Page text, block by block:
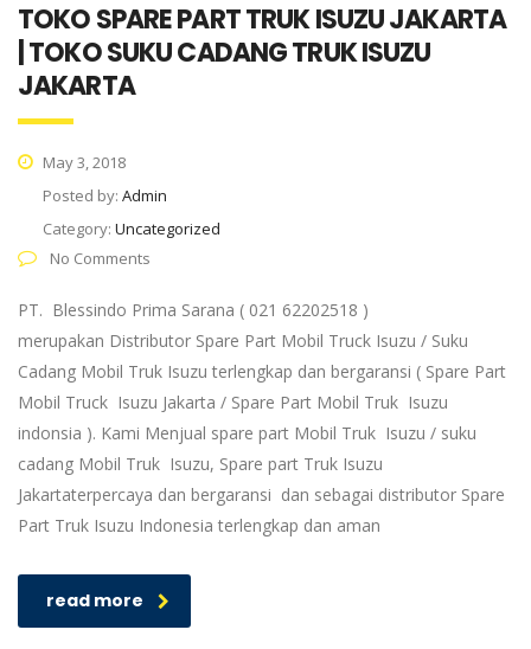
TOKO SPARE PART TRUK ISUZU JAKARTA
| TOKO SUKU CADANG TRUK ISUZU
JAKARTA
May 3, 2018
Posted by: Admin
Category: Uncategorized
No Comments
PT. Blessindo Prima Sarana ( 021 62202518 )
merupakan Distributor Spare Part Mobil Truck Isuzu / Suku
Cadang Mobil Truk Isuzu terlengkap dan bergaransi ( Spare Part
Mobil Truck Isuzu Jakarta / Spare Part Mobil Truk Isuzu
indonsia ). Kami Menjual spare part Mobil Truk Isuzu / suku
cadang Mobil Truk Isuzu, Spare part Truk Isuzu
Jakartaterpercaya dan bergaransi dan sebagai distributor Spare
Part Truk Isuzu Indonesia terlengkap dan aman
read more